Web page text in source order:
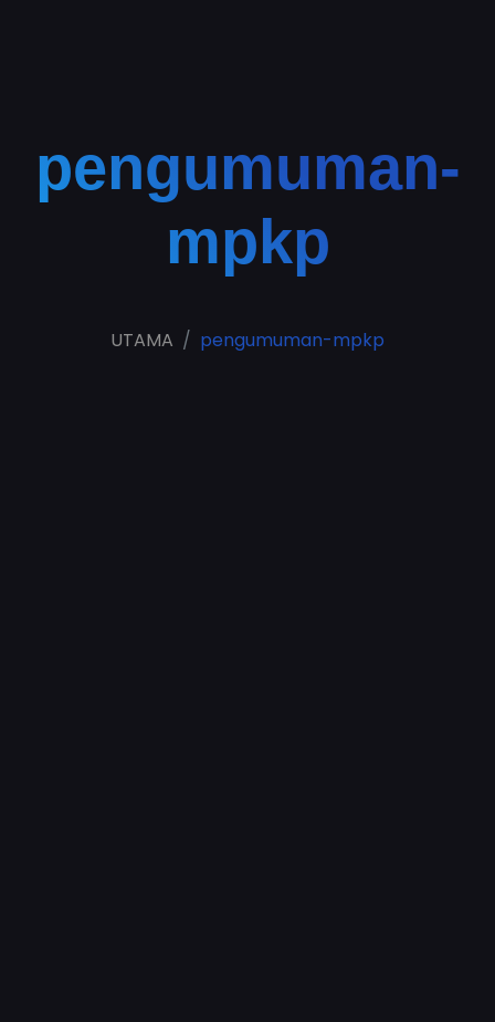
pengumuman-
mpkp
UTAMA pengumuman-mpkp